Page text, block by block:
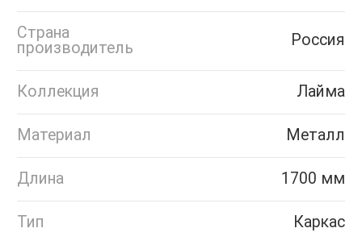
Страна
производитель
Россия
Коллекция Лайма
Материал Металл
Длина 1700 мм
Тип Каркас